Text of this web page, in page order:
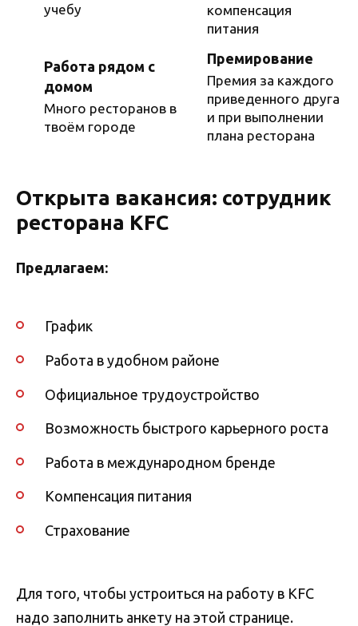
учебу
компенсация
питания
Работа рядом с
домом
Много ресторанов в
твоём городе
Премирование
Премия за каждого
приведенного друга
и при выполнении
плана ресторана
Открыта вакансия: сотрудник
ресторана KFC
Предлагаем:
График
Работа в удобном районе
Официальное трудоустройство
Возможность быстрого карьерного роста
Работа в международном бренде
Компенсация питания
Страхование
Для того, чтобы устроиться на работу в KFC
надо заполнить анкету на этой странице.